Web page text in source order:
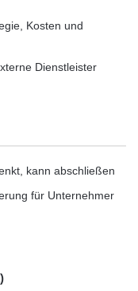
Strategiekreis
automatisiertes
im Kontext
Kosten und
Dienstleister
kann abschließen
für Unternehmer